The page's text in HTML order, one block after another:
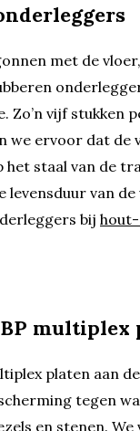
met de
Zo’n vijf stukken
we ervoor dat de
het staal van de
levensduur van
bij
multiplex
platen aan
tegen
en stenen.